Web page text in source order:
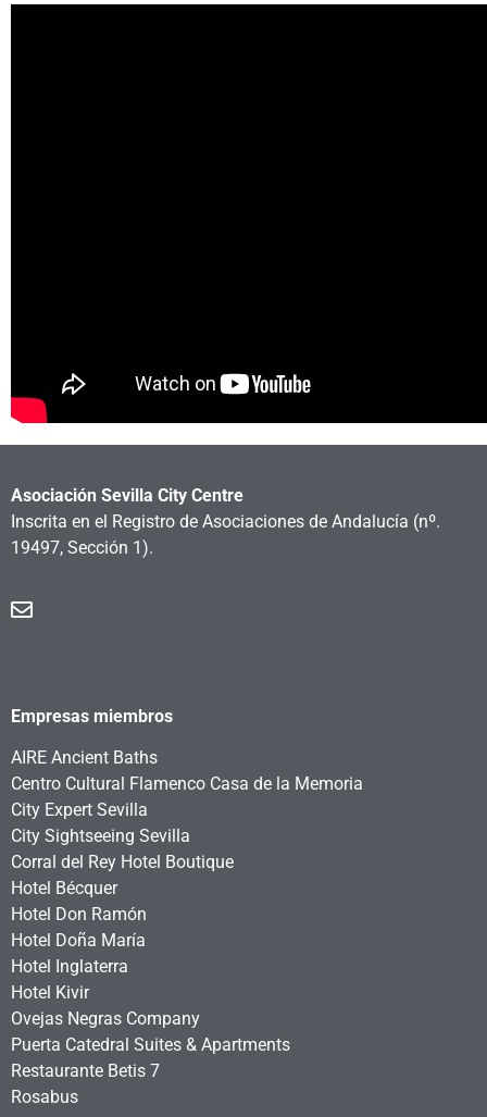
Asociación Sevilla City Centre
Inscrita en el Registro de Asociaciones de Andalucía (nº.
19497, Sección 1).
Empresas miembros
AIRE Ancient Baths
Centro Cultural Flamenco Casa de la Memoria
City Expert Sevilla
City Sightseeing Sevilla
Corral del Rey Hotel Boutique
Hotel Bécquer
Hotel Don Ramón
Hotel Doña María
Hotel Inglaterra
Hotel Kivir
Ovejas Negras Company
Puerta Catedral Suites & Apartments
Restaurante Betis 7
Rosabus